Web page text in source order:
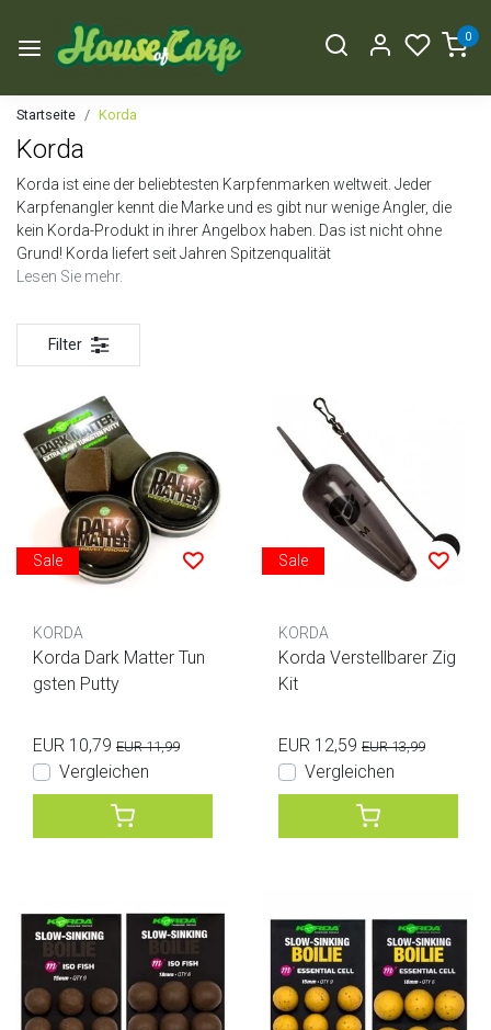
0
Startseite Korda
Korda
Korda ist eine der beliebtesten Karpfenmarken weltweit. Jeder
Karpfenangler kennt die Marke und es gibt nur wenige Angler, die
kein Korda-Produkt in ihrer Angelbox haben. Das ist nicht ohne
Grund! Korda liefert seit Jahren Spitzenqualität
Lesen Sie mehr.
Filter
Sale
KORDA
Korda Dark Matter Tun
gsten Putty
EUR 10,79 EUR 11,99
Vergleichen
Sale
KORDA
Korda Verstellbarer Zig
Kit
EUR 12,59 EUR 13,99
Vergleichen